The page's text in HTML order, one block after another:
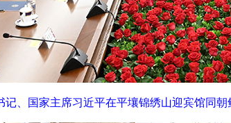
记、国家主席习近平在平壤锦绣山迎宾馆同